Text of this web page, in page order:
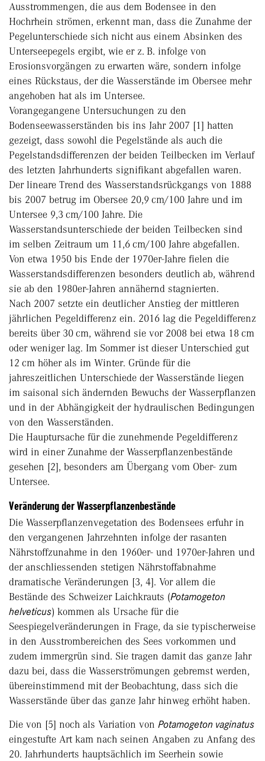
Ausstrommengen, die aus dem Bodensee in den
Hochrhein strömen, erkennt man, dass die Zunahme der
Pegelunterschiede sich nicht aus einem Absinken des
Unterseepegels ergibt, wie er z. B. infolge von
Erosionsvorgängen zu erwarten wäre, sondern infolge
eines Rückstaus, der die Wasserstände im Obersee mehr
angehoben hat als im Untersee.
Vorangegangene Untersuchungen zu den
Bodenseewasserständen bis ins Jahr 2007 [1] hatten
gezeigt, dass sowohl die Pegelstände als auch die
Pegelstandsdifferenzen der beiden Teilbecken im Verlauf
des letzten Jahrhunderts signifikant abgefallen waren.
Der lineare Trend des Wasserstandsrückgangs von 1888
bis 2007 betrug im Obersee 20,9 cm/100 Jahre und im
Untersee 9,3 cm/100 Jahre. Die
Wasserstandsunterschiede der beiden Teilbecken sind
im selben Zeitraum um 11,6 cm/100 Jahre abgefallen.
Von etwa 1950 bis Ende der 1970er-Jahre fielen die
Wasserstandsdifferenzen besonders deutlich ab, während
sie ab den 1980er-Jahren annähernd stagnierten.
Nach 2007 setzte ein deutlicher Anstieg der mittleren
jährlichen Pegeldifferenz ein. 2016 lag die Pegeldifferenz
bereits über 30 cm, während sie vor 2008 bei etwa 18 cm
oder weniger lag. Im Sommer ist dieser Unterschied gut
12 cm höher als im Winter. Gründe für die
jahreszeitlichen Unterschiede der Wasserstände liegen
im saisonal sich ändernden Bewuchs der Wasserpflanzen
und in der Abhängigkeit der hydraulischen Bedingungen
von den Wasserständen.
Die Hauptursache für die zunehmende Pegeldifferenz
wird in einer Zunahme der Wasserpflanzenbestände
gesehen [2], besonders am Übergang vom Ober- zum
Untersee.
Veränderung der Wasserpflanzenbestände
Die Wasserpflanzenvegetation des Bodensees erfuhr in
den vergangenen Jahrzehnten infolge der rasanten
Nährstoffzunahme in den 1960er- und 1970er-Jahren und
der anschliessenden stetigen Nährstoffabnahme
dramatische Veränderungen [3, 4]. Vor allem die
Bestände des Schweizer Laichkrauts (Potamogeton
helveticus) kommen als Ursache für die
Seespiegelveränderungen in Frage, da sie typischerweise
in den Ausstrombereichen des Sees vorkommen und
zudem immergrün sind. Sie tragen damit das ganze Jahr
dazu bei, dass die Wasserströmungen gebremst werden,
übereinstimmend mit der Beobachtung, dass sich die
Wasserstände über das ganze Jahr hinweg erhöht haben.
Die von [5] noch als Variation von Potamogeton vaginatus
eingestufte Art kam nach seinen Angaben zu Anfang des
20. Jahrhunderts hauptsächlich im Seerhein sowie